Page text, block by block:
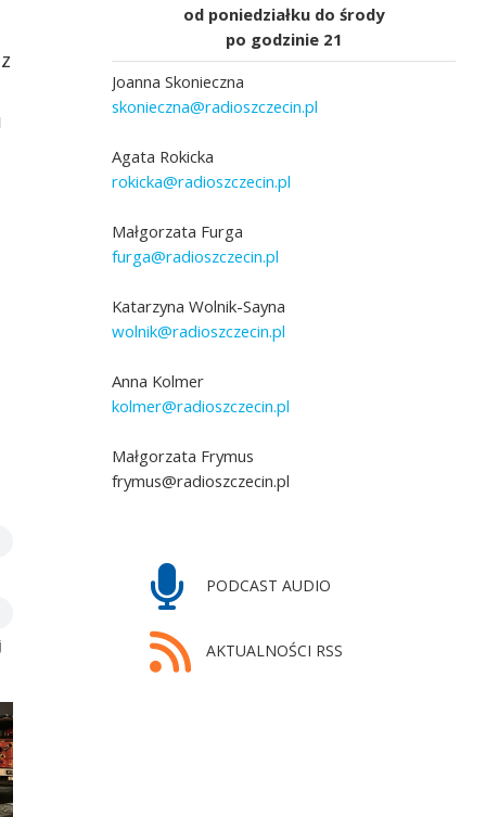
od poniedziałku do środy
po godzinie 21
Joanna Skonieczna
skonieczna@radioszczecin.pl
Agata Rokicka
rokicka@radioszczecin.pl
Małgorzata Furga
furga@radioszczecin.pl
Katarzyna Wolnik-Sayna
wolnik@radioszczecin.pl
Anna Kolmer
kolmer@radioszczecin.pl
Małgorzata Frymus
frymus@radioszczecin.pl
PODCAST AUDIO
AKTUALNOŚCI RSS